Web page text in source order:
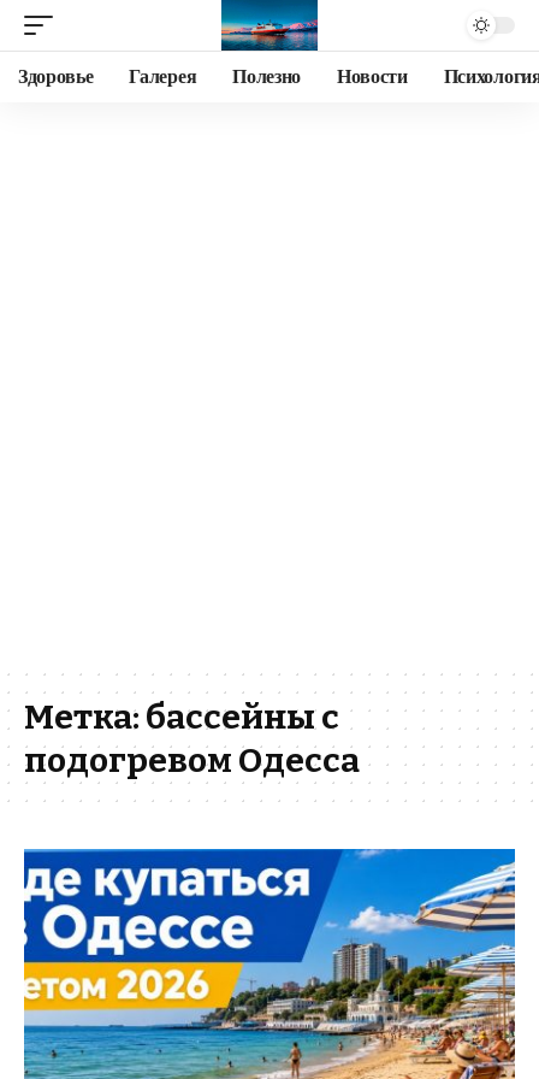
Здоровье Галерея Полезно Новости
Метка: бассейны с
подогревом Одесса